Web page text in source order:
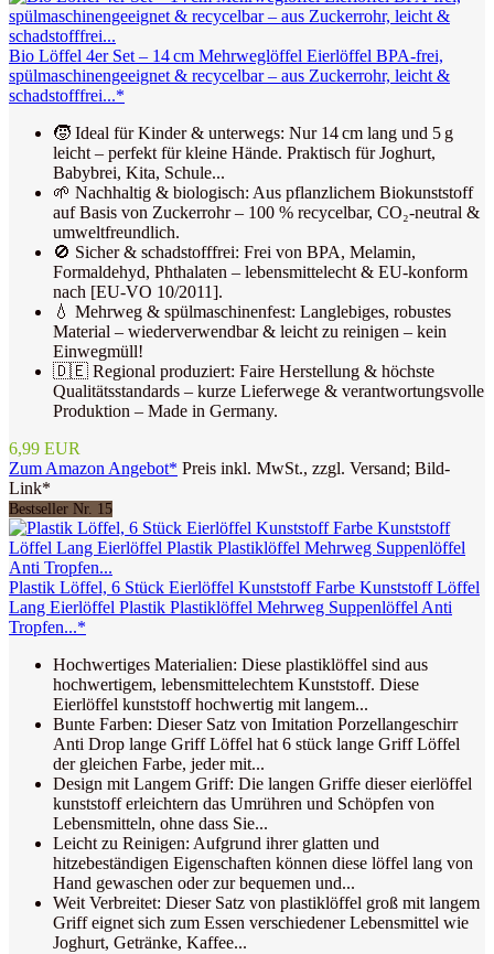
Bio Löffel 4er Set – 14 cm Mehrweglöffel Eierlöffel BPA-frei,
spülmaschinengeeignet & recycelbar – aus Zuckerrohr, leicht &
schadstofffrei...*
🧒 Ideal für Kinder & unterwegs: Nur 14 cm lang und 5 g
leicht – perfekt für kleine Hände. Praktisch für Joghurt,
Babybrei, Kita, Schule...
🌱 Nachhaltig & biologisch: Aus pflanzlichem Biokunststoff
auf Basis von Zuckerrohr – 100 % recycelbar, CO₂-neutral &
umweltfreundlich.
🚫 Sicher & schadstofffrei: Frei von BPA, Melamin,
Formaldehyd, Phthalaten – lebensmittelecht & EU-konform
nach [EU-VO 10/2011].
💧 Mehrweg & spülmaschinenfest: Langlebiges, robustes
Material – wiederverwendbar & leicht zu reinigen – kein
Einwegmüll!
🇩🇪 Regional produziert: Faire Herstellung & höchste
Qualitätsstandards – kurze Lieferwege & verantwortungsvolle
Produktion – Made in Germany.
6,99 EUR
Zum Amazon Angebot* Preis inkl. MwSt., zzgl. Versand; Bild-
Link*
Bestseller Nr. 15
Plastik Löffel, 6 Stück Eierlöffel Kunststoff Farbe Kunststoff Löffel
Lang Eierlöffel Plastik Plastiklöffel Mehrweg Suppenlöffel Anti
Tropfen...*
Hochwertiges Materialien: Diese plastiklöffel sind aus
hochwertigem, lebensmittelechtem Kunststoff. Diese
Eierlöffel kunststoff hochwertig mit langem...
Bunte Farben: Dieser Satz von Imitation Porzellangeschirr
Anti Drop lange Griff Löffel hat 6 stück lange Griff Löffel
der gleichen Farbe, jeder mit...
Design mit Langem Griff: Die langen Griffe dieser eierlöffel
kunststoff erleichtern das Umrühren und Schöpfen von
Lebensmitteln, ohne dass Sie...
Leicht zu Reinigen: Aufgrund ihrer glatten und
hitzebeständigen Eigenschaften können diese löffel lang von
Hand gewaschen oder zur bequemen und...
Weit Verbreitet: Dieser Satz von plastiklöffel groß mit langem
Griff eignet sich zum Essen verschiedener Lebensmittel wie
Joghurt, Getränke, Kaffee...